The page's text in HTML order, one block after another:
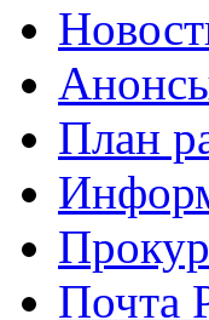
План
Почта